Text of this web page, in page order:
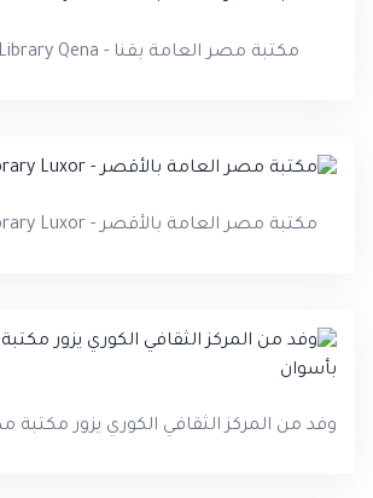
مكتبة مصر العامة بقنا - Misr Public Library Qena
مكتبة مصر العامة بالأقصر - Misr Public Library Luxor